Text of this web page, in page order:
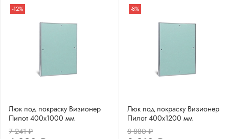
-12%
Люк под покраску Визионер
Пилот 400х1000 мм
7 241 ₽
-8%
Люк под покраску Визионер
Пилот 400х1200 мм
8 880 ₽